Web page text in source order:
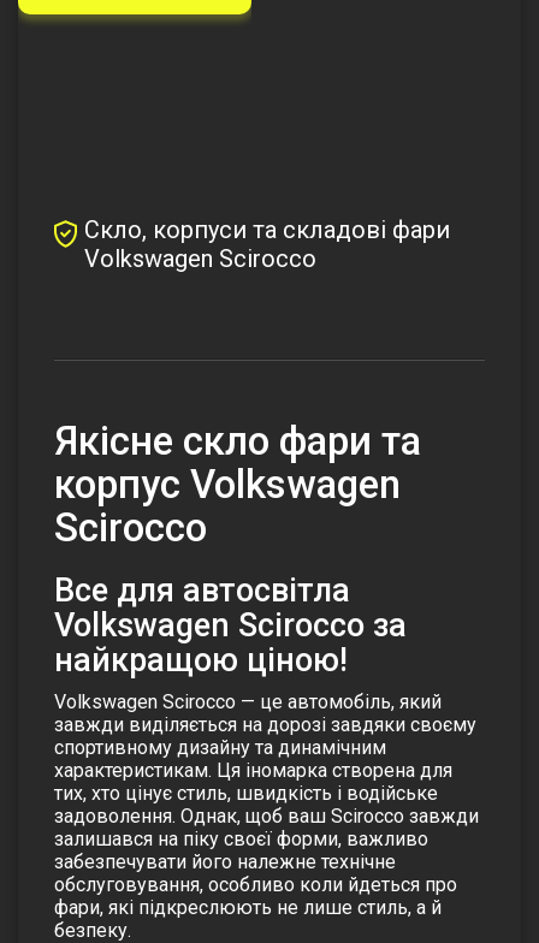
Скло, корпуси та складові фари
Volkswagen Scirocco
Якісне скло фари та
корпус Volkswagen
Scirocco
Все для автосвітла
Volkswagen Scirocco за
найкращою ціною!
Volkswagen Scirocco — це автомобіль, який
завжди виділяється на дорозі завдяки своєму
спортивному дизайну та динамічним
характеристикам. Ця іномарка створена для
тих, хто цінує стиль, швидкість і водійське
задоволення. Однак, щоб ваш Scirocco завжди
залишався на піку своєї форми, важливо
забезпечувати його належне технічне
обслуговування, особливо коли йдеться про
фари, які підкреслюють не лише стиль, а й
безпеку.